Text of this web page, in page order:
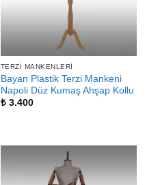
TERZI MANKENLERI
Bayan Plastik Terzi Mankeni
Napoli Düz Kumaş Ahşap Kollu
₺3.400